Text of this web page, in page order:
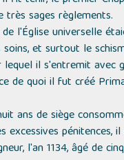
très sages règlements.
l'Église universelle
et surtout le
il s'entremit avec
de quoi il fut créé
ans de siège
excessives pénitences,
l'an 1134, âgé de